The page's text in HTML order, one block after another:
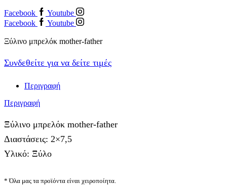
Facebook
Youtube
Facebook
Youtube
Ξύλινο μπρελόκ mother-father
Συνδεθείτε για να δείτε τιμές
Περιγραφή
Περιγραφή
Ξύλινο μπρελόκ mother-father
Διαστάσεις: 2×7,5
Υλικό: Ξύλο
* Όλα μας τα προϊόντα είναι χειροποίητα.